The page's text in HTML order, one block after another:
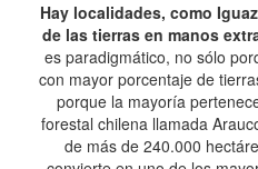
Hay localidades, como
de las tierras en manos
es paradigmático, no sólo
con mayor porcentaje de
porque la mayoría
forestal chilena llamada
de más de 240.000